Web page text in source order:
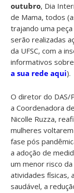
outubro, Dia
de Mama, todos
trajando uma
serão realizadas
da UFSC, com a
informativos
a sua rede aqui).
O diretor do DAS/
a Coordenadora
Nicolle Ruzza,
mulheres
fase pós
a adoção de
um menor risco
atividades físicas,
saudável, a